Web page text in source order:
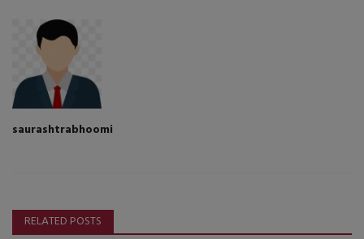
saurashtrabhoomi
RELATED POSTS